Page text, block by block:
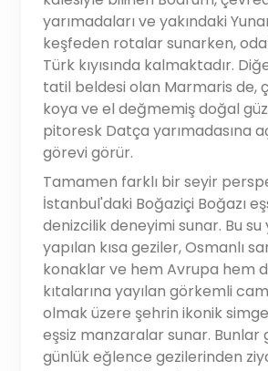
yarımadaları ve yakındaki
keşfeden rotalar sunarken,
Türk kıyısında kalmaktadır.
tatil beldesi olan Marmaris de,
koya ve el değmemiş doğal
pitoresk Datça yarımadasına
görevi görür.
Tamamen farklı bir seyir
İstanbul'daki Boğaziçi Boğazı
denizcilik deneyimi sunar. Bu
yapılan kısa geziler, Osmanlı
konaklar ve hem Avrupa hem
kıtalarına yayılan görkemli
olmak üzere şehrin ikonik
eşsiz manzaralar sunar. Bunlar
günlük eğlence gezilerinden